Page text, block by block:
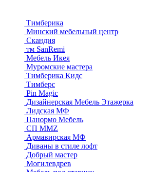
Тимберика
Минский мебельный центр
Скандия
тм SanRemi
Мебель Икея
Муромские мастера
Тимберика Кидс
Тимберс
Pin Magic
Дизайнерская Мебель Этажерка
Лидская МФ
Панормо Мебель
СП ММZ
Армавирская МФ
Диваны в стиле лофт
Добрый мастер
Могилевдрев